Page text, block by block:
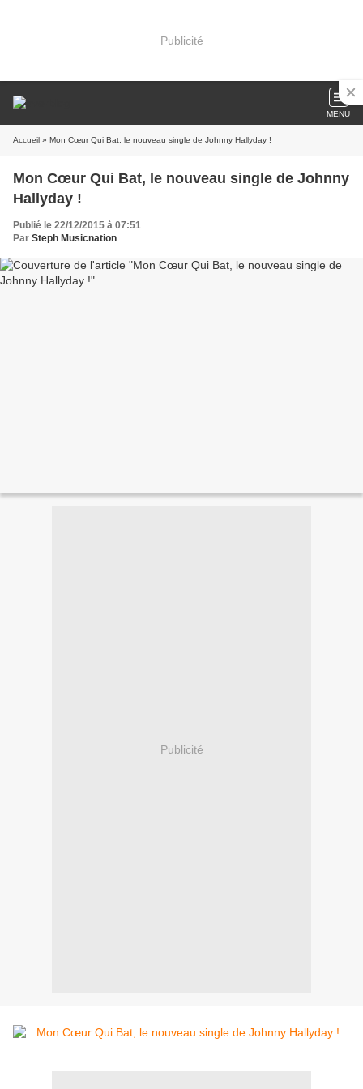
Publicité
MENU
Accueil » Mon Cœur Qui Bat, le nouveau single de Johnny Hallyday !
Mon Cœur Qui Bat, le nouveau single de Johnny
Hallyday !
Publié le 22/12/2015 à 07:51
Par Steph Musicnation
Publicité